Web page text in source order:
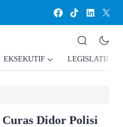
EKSEKUTIF LEGISLATIF
Curas Didor Polisi